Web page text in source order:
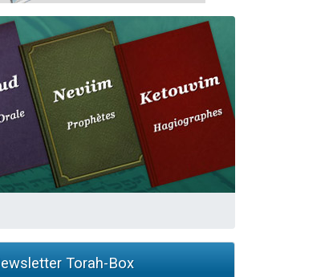
temps
Torah-Box